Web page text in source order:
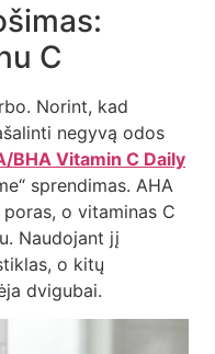
C
Norint, kad
negyvą odos
BHA Vitamin C Daily
sprendimas. AHA
o vitaminas C
Naudojant jį
o kitų
dvigubai.